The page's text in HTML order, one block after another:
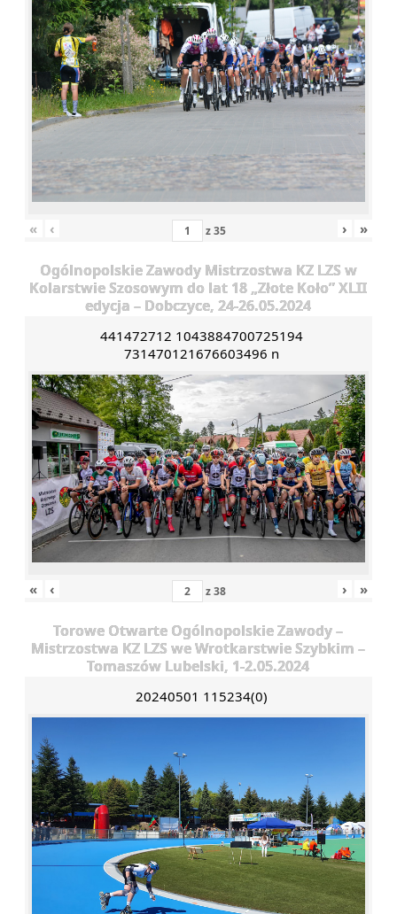
« ‹ z35 › »
Ogólnopolskie Zawody Mistrzostwa KZ LZS w
Kolarstwie Szosowym do lat 18 „Złote Koło” XLII
edycja – Dobczyce, 24-26.05.2024
441472712 1043884700725194
731470121676603496 n
« ‹ z38 › »
Torowe Otwarte Ogólnopolskie Zawody –
Mistrzostwa KZ LZS we Wrotkarstwie Szybkim –
Tomaszów Lubelski, 1-2.05.2024
20240501 115234(0)